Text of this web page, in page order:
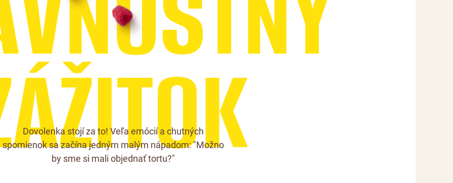
ÁŽITOK
Dovolenka stojí za to! Veľa emócií a chutných
spomienok sa začína jedným malým nápadom: "Možno
by sme si mali objednať tortu?"